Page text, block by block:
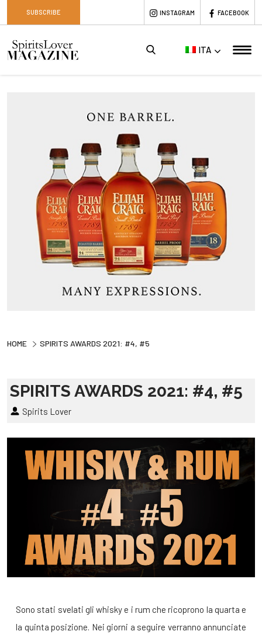
SUBSCRIBE INSTAGRAM FACEBOOK
ITA
HOME SPIRITS AWARDS 2021: #4, #5
SPIRITS AWARDS 2021: #4, #5
Spirits Lover
Sono stati svelati gli whisky e i rum che ricoprono la quarta e
la quinta posizione. Nei giorni a seguire verranno annunciate